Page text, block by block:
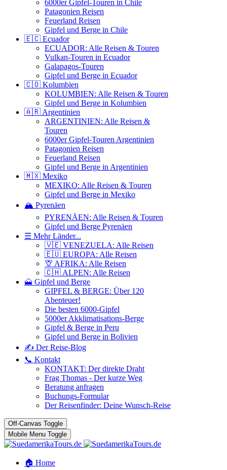
6000er Gipfel-Touren in Chile
Patagonien Reisen
Feuerland Reisen
Gipfel und Berge in Chile
🇪🇨 Ecuador
ECUADOR: Alle Reisen & Touren
Vulkan-Touren in Ecuador
Galapagos-Touren
Gipfel und Berge in Ecuador
🇨🇴 Kolumbien
KOLUMBIEN: Alle Reisen & Touren
Gipfel und Berge in Kolumbien
🇦🇷 Argentinien
ARGENTINIEN: Alle Reisen &
Touren
6000er Gipfel-Touren Argentinien
Patagonien Reisen
Feuerland Reisen
Gipfel und Berge in Argentinien
🇲🇽 Mexiko
MEXIKO: Alle Reisen & Touren
Gipfel und Berge in Mexiko
🏔️ Pyrenäen
PYRENÄEN: Alle Reisen & Touren
Gipfel und Berge Pyrenäen
☰ Mehr Länder...
🇻🇪 VENEZUELA: Alle Reisen
🇪🇺 EUROPA: Alle Reisen
🦒 AFRIKA: Alle Reisen
🇨🇭 ALPEN: Alle Reisen
🗻 Gipfel und Berge
GIPFEL & BERGE: Über 120
Abenteuer!
Die besten 6000-Gipfel
5000er Akklimatisations-Berge
Gipfel & Berge in Peru
Gipfel und Berge in Bolivien
✍️ Der Reise-Blog
📞 Kontakt
KONTAKT: Der direkte Draht
Frag Thomas - Der kurze Weg
Beratung anfragen
Buchungs-Formular
Der Reisenfinder: Deine Wunsch-Reise
Off-Canvas Toggle
Mobile Menu Toggle
🏠 Home